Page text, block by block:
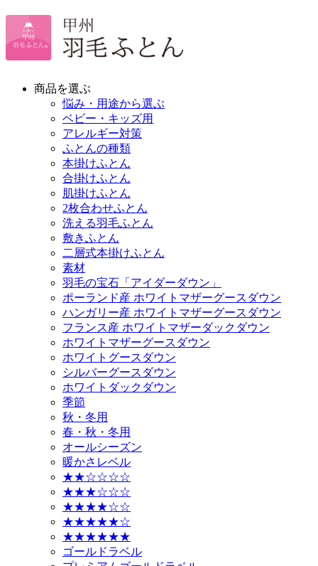
商品を選ぶ
悩み・用途から選ぶ
ベビー・キッズ用
アレルギー対策
ふとんの種類
本掛けふとん
合掛けふとん
肌掛けふとん
2枚合わせふとん
洗える羽毛ふとん
敷きふとん
二層式本掛けふとん
素材
羽毛の宝石「アイダーダウン」
ポーランド産 ホワイトマザーグースダウン
ハンガリー産 ホワイトマザーグースダウン
フランス産 ホワイトマザーダックダウン
ホワイトマザーグースダウン
ホワイトグースダウン
シルバーグースダウン
ホワイトダックダウン
季節
秋・冬用
春・秋・冬用
オールシーズン
暖かさレベル
★★☆☆☆☆
★★★☆☆☆
★★★★☆☆
★★★★★☆
★★★★★★
ゴールドラベル